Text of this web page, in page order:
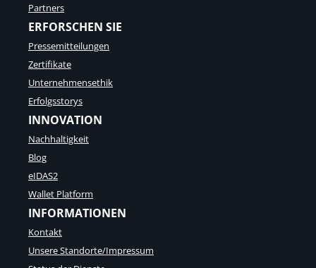
Partners
ERFORSCHEN SIE
Pressemitteilungen
Zertifikate
Unternehmensethik
Erfolgsstorys
INNOVATION
Nachhaltigkeit
Blog
eIDAS2
Wallet Platform
INFORMATIONEN
Kontakt
Unsere Standorte/Impressum